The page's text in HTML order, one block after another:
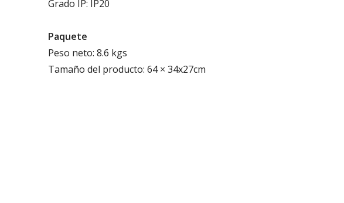
Grado IP: IP20
Paquete
Peso neto: 8.6 kgs
Tamaño del producto: 64 × 34x27cm